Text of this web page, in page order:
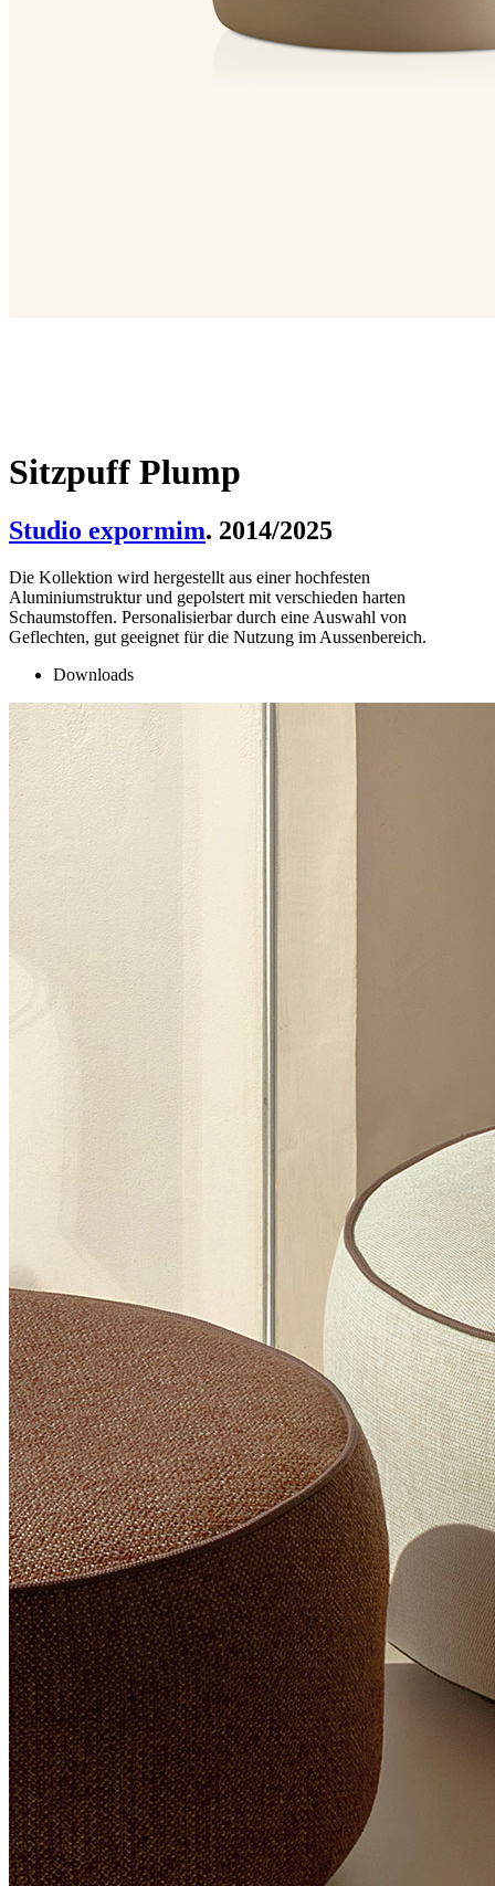
Sitzpuff Plump
Studio expormim. 2014/2025
Die Kollektion wird hergestellt aus einer hochfesten
Aluminiumstruktur und gepolstert mit verschieden harten
Schaumstoffen. Personalisierbar durch eine Auswahl von
Geflechten, gut geeignet für die Nutzung im Aussenbereich.
Downloads